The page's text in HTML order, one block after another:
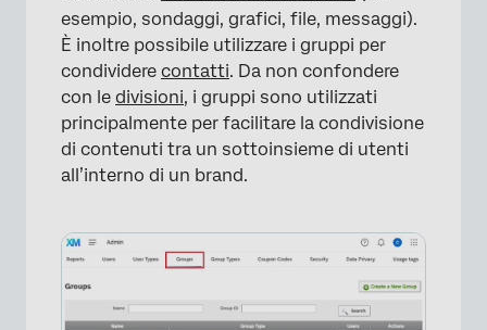
esempio, sondaggi, grafici, file, messaggi).
È inoltre possibile utilizzare i gruppi per
condividere contatti. Da non confondere
con le divisioni, i gruppi sono utilizzati
principalmente per facilitare la condivisione
di contenuti tra un sottoinsieme di utenti
all’interno di un brand.